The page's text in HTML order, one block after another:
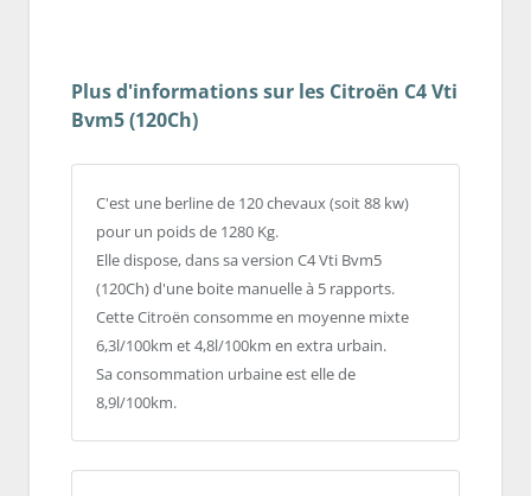
Plus d'informations sur les Citroën C4 Vti
Bvm5 (120Ch)
C'est une berline de 120 chevaux (soit 88 kw)
pour un poids de 1280 Kg.
Elle dispose, dans sa version C4 Vti Bvm5
(120Ch) d'une boite manuelle à 5 rapports.
Cette Citroën consomme en moyenne mixte
6,3l/100km et 4,8l/100km en extra urbain.
Sa consommation urbaine est elle de
8,9l/100km.